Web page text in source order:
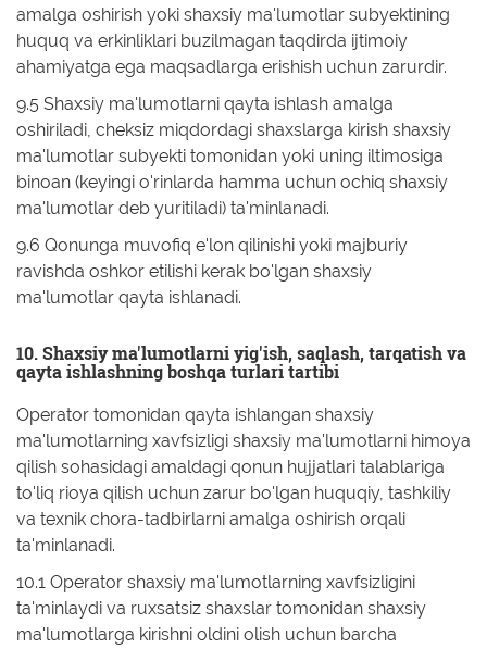
amalga oshirish yoki shaxsiy ma'lumotlar subyektining
huquq va erkinliklari buzilmagan taqdirda ijtimoiy
ahamiyatga ega maqsadlarga erishish uchun zarurdir.
9.5 Shaxsiy ma'lumotlarni qayta ishlash amalga
oshiriladi, cheksiz miqdordagi shaxslarga kirish shaxsiy
ma'lumotlar subyekti tomonidan yoki uning iltimosiga
binoan (keyingi o'rinlarda hamma uchun ochiq shaxsiy
ma'lumotlar deb yuritiladi) ta'minlanadi.
9.6 Qonunga muvofiq e'lon qilinishi yoki majburiy
ravishda oshkor etilishi kerak bo'lgan shaxsiy
ma'lumotlar qayta ishlanadi.
10. Shaxsiy ma'lumotlarni yig'ish, saqlash, tarqatish va
qayta ishlashning boshqa turlari tartibi
Operator tomonidan qayta ishlangan shaxsiy
ma'lumotlarning xavfsizligi shaxsiy ma'lumotlarni himoya
qilish sohasidagi amaldagi qonun hujjatlari talablariga
to'liq rioya qilish uchun zarur bo'lgan huquqiy, tashkiliy
va texnik chora-tadbirlarni amalga oshirish orqali
ta'minlanadi.
10.1 Operator shaxsiy ma'lumotlarning xavfsizligini
ta'minlaydi va ruxsatsiz shaxslar tomonidan shaxsiy
ma'lumotlarga kirishni oldini olish uchun barcha